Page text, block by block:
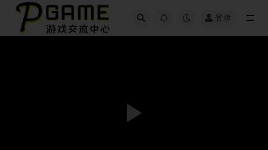
登录
全部